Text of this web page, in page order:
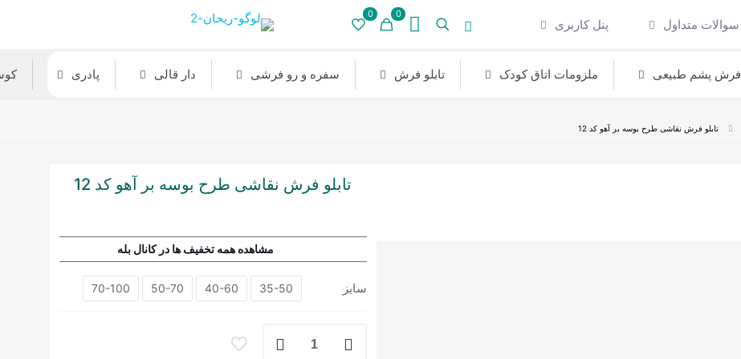
سوالات متداول پنل کاربری
0
0
فرش پشم طبیعی ملزومات اتاق کودک تابلو فرش سفره و رو فرشی دار قالی پادری
تابلو فرش نقاشی طرح بوسه بر آهو کد 12
تابلو فرش نقاشی طرح بوسه بر آهو کد 12
مشاهده همه تخفیف ها در کانال بله
سایز 35-50
40-60
50-70
70-100